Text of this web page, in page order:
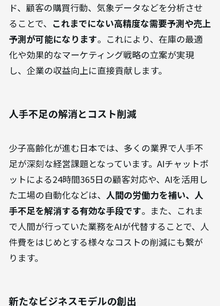
ド、顧客の購買行動、気象データなどを分析させ
ることで、 これまでにない高精度な需要予測や売上
予測が可能になります。これにより、在庫の最適
化や効果的なマーケティング戦略の立案が実現
し、企業の収益向上に直接貢献します。
人手不足の解消とコスト削減
少子高齢化が進む日本では、多くの業界で人手不
足が深刻な経営課題となっています。AIチャットボ
ットによる24時間365日の顧客対応や、AIを活用し
た工場の自動化などは、 人間の労働力を補い、人
手不足を解消する有効な手段です。また、これま
で人間が行っていた業務をAIが代替することで、人
件費をはじめとする様々なコストの削減にも繋が
ります。
新たなビジネスモデルの創出